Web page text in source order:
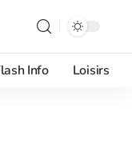
Info Loisirs